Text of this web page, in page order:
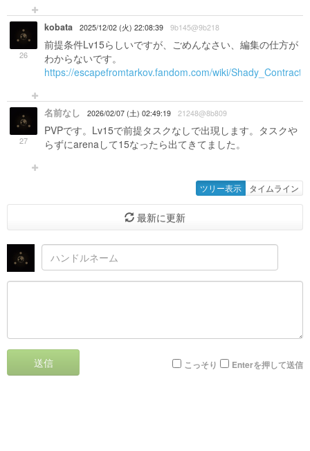
26
kobata 2025/12/02 (火) 22:08:39 9b145@9b218
前提条件Lv15らしいですが、ごめんなさい、編集の仕方が
わからないです。
https://escapefromtarkov.fandom.com/wiki/Shady_Contractor
27
名前なし 2026/02/07 (土) 02:49:19 21248@8b809
PVPです。Lv15で前提タスクなしで出現します。タスクや
らずにarenaして15なったら出てきてました。
ツリー表示 タイムライン
最新に更新
送信 こっそり Enterを押して送信